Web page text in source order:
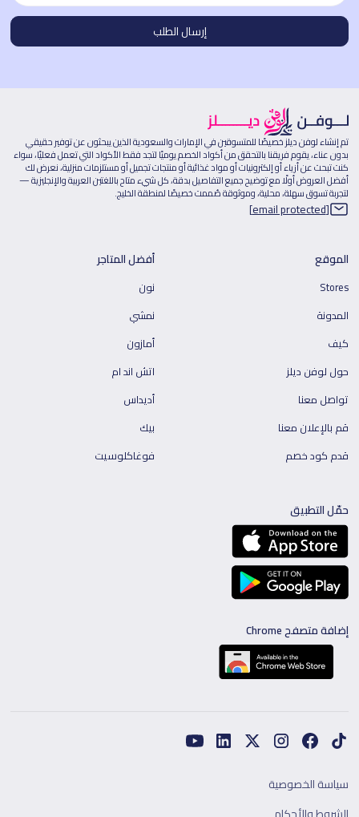
تم إنشاء لوفن ديلز خصيصًا للمتسوقين في الإمارات والسعودية الذين يبحثون عن توفير حقيقي
بدون عناء، يقوم فريقنا بالتحقق من أكواد الخصم يوميًا لتجد فقط الأكواد التي تعمل فعليًا، سواء
كنت تبحث عن أزياء أو إلكترونيات أو مواد غذائية أو منتجات تجميل أو مستلزمات منزلية، نعرض لك
أفضل العروض أولًا مع توضيح جميع التفاصيل بدقة، كل شيء متاح باللغتين العربية والإنجليزية —
لتجربة تسوق سهلة، محلية، وموثوقة صُممت خصيصًا لمنطقة الخليج.
[email protected]
الموقع
Stores
المدونة
كيف
حول لوفن ديلز
تواصل معنا
قم بالإعلان معنا
قدم كود خصم
أفضل المتاجر
نون
نمشي
أمازون
اتش اند ام
أديداس
بيك
فوغاكلوسيت
حمّل التطبيق
إضافة متصفح Chrome
سياسة الخصوصية